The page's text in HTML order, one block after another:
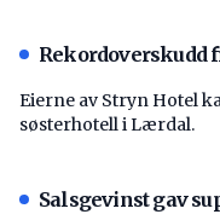
Rekordoverskudd
Eierne av Stryn Hotel
søsterhotell i Lærdal.
Salsgevinst gav